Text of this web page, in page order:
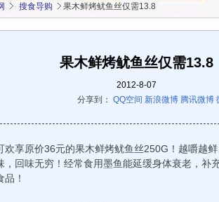
搜食导购 果木鲜烤鱿鱼丝仅需13.8
果木鲜烤鱿鱼丝仅需13.8
2012-8-07
分享到： QQ空间 新浪微博 腾讯微博
欢享原价36元的果木鲜烤鱿鱼丝250G！越嚼越
，回味无穷！经常食用墨鱼能延缓身体衰老，补
！